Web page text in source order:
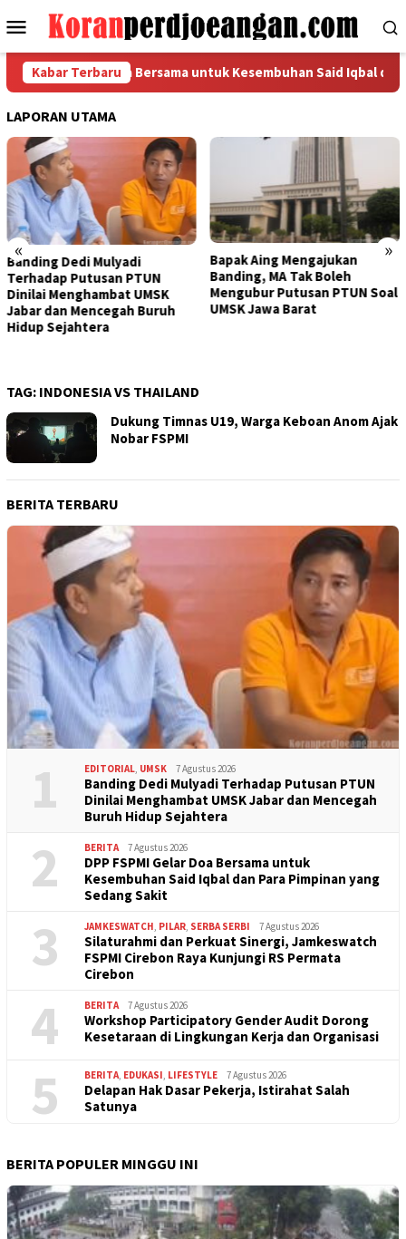
ke
Menu
Mobile
Kabar Terbaru
FSPMI Gelar Doa Bersama untuk Kesembuhan Said Iqbal dan
LAPORAN UTAMA
« »
Banding Dedi Mulyadi
Terhadap Putusan PTUN
Dinilai Menghambat UMSK
Jabar dan Mencegah Buruh
Hidup Sejahtera
Bapak Aing Mengajukan
Banding, MA Tak Boleh
Mengubur Putusan PTUN Soal
UMSK Jawa Barat
TAG: INDONESIA VS THAILAND
Dukung Timnas U19, Warga Keboan Anom Ajak
Nobar FSPMI
BERITA TERBARU
1 EDITORIAL, UMSK 7 Agustus 2026
Banding Dedi Mulyadi Terhadap Putusan PTUN
Dinilai Menghambat UMSK Jabar dan Mencegah
Buruh Hidup Sejahtera
2 BERITA 7 Agustus 2026
DPP FSPMI Gelar Doa Bersama untuk
Kesembuhan Said Iqbal dan Para Pimpinan yang
Sedang Sakit
3 JAMKESWATCH, PILAR, SERBA SERBI 7 Agustus 2026
Silaturahmi dan Perkuat Sinergi, Jamkeswatch
FSPMI Cirebon Raya Kunjungi RS Permata
Cirebon
4 BERITA 7 Agustus 2026
Workshop Participatory Gender Audit Dorong
Kesetaraan di Lingkungan Kerja dan Organisasi
5 BERITA, EDUKASI, LIFESTYLE 7 Agustus 2026
Delapan Hak Dasar Pekerja, Istirahat Salah
Satunya
BERITA POPULER MINGGU INI